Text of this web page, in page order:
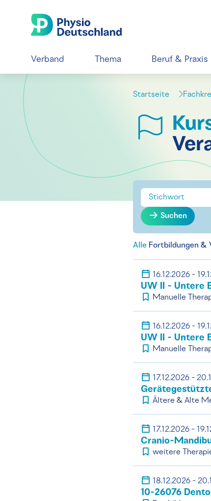
Verband Thema Beruf & Praxis
Startseite
Suchen
Alle Fortbildungen &
16.12.2026 -
UW II - Untere
Manuelle
16.12.2026 -
UW II - Untere
Manuelle
17.12.2026 -
Ältere & Alte
17.12.2026 -
Cranio-
weitere
18.12.2026 -
10-26076